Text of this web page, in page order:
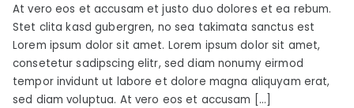
2
0
9
i
m
b
o
l
i
c
a
At vero eos et accusam et justo duo dolores et ea rebum.
Stet clita kasd gubergren, no sea takimata sanctus est
Lorem ipsum dolor sit amet. Lorem ipsum dolor sit amet,
consetetur sadipscing elitr, sed diam nonumy eirmod
tempor invidunt ut labore et dolore magna aliquyam erat,
sed diam voluptua. At vero eos et accusam […]